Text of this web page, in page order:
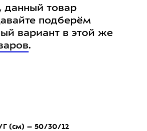
(см) – 50/30/12
данный товар
подберём
вариант в этой же
.